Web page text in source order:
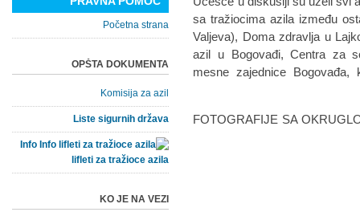
sa tražiocima azila između
Valjeva), Doma zdravlja u
azil u Bogovađi, Centra za
mesne zajednice
FOTOGRAFIJE SA
Početna strana
OPŠTA DOKUMENTA
Komisija za azil
Liste sigurnih država
Info
lifleti za tražioce azila
KO JE NA VEZI